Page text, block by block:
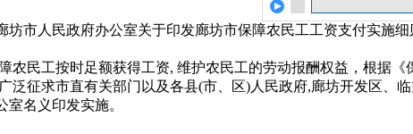
市人民政府办公室关于印发廊坊市保障农民工工资支付实施
农民工按时足额获得工资, 维护农民工的劳动报酬权益，根据
泛征求市直有关部门以及各县(市、区)人民政府,廊坊开发区、
名义印发实施。